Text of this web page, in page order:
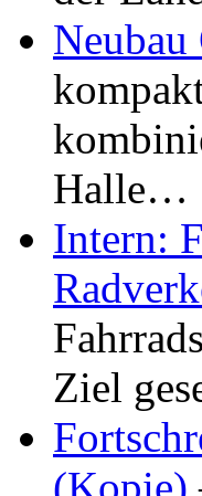
Halle…
Intern:
Ziel
(Kopie)